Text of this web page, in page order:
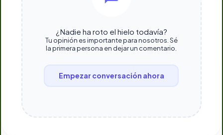
¿Nadie ha roto el hielo todavía?
Tu opinión es importante para nosotros. Sé
la primera persona en dejar un comentario.
Empezar conversación ahora